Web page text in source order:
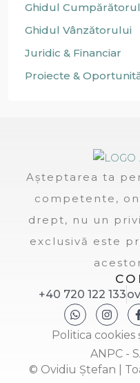
Ghidul
Ghidul Vânzătorului
Juridic & Financiar
Proiecte &
Așteptarea ta
competente,
drept, nu un
exclusivă este
+40 720 122 133
Politica
ANPC -
© Ovidiu Ștefan |